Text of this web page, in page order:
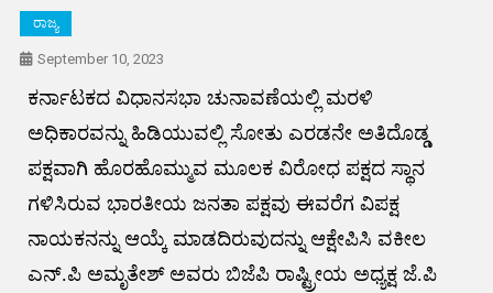
ರಾಜ್ಯ
September 10, 2023
ಕರ್ನಾಟಕದ ವಿಧಾನಸಭಾ ಚುನಾವಣೆಯಲ್ಲಿ ಮರಳಿ
ಅಧಿಕಾರವನ್ನು ಹಿಡಿಯುವಲ್ಲಿ ಸೋತು ಎರಡನೇ ಅತಿದೊಡ್ಡ
ಪಕ್ಷವಾಗಿ ಹೊರಹೊಮ್ಮುವ ಮೂಲಕ ವಿರೋಧ ಪಕ್ಷದ ಸ್ಥಾನ
ಗಳಿಸಿರುವ ಭಾರತೀಯ ಜನತಾ ಪಕ್ಷವು ಈವರೆಗ ವಿಪಕ್ಷ
ನಾಯಕನನ್ನು ಆಯ್ಕೆ ಮಾಡದಿರುವುದನ್ನು ಆಕ್ಷೇಪಿಸಿ ವಕೀಲ
ಎನ್‌.ಪಿ ಅಮೃತೇಶ್‌ ಅವರು ಬಿಜೆಪಿ ರಾಷ್ಟ್ರೀಯ ಅಧ್ಯಕ್ಷ ಜೆ.ಪಿ